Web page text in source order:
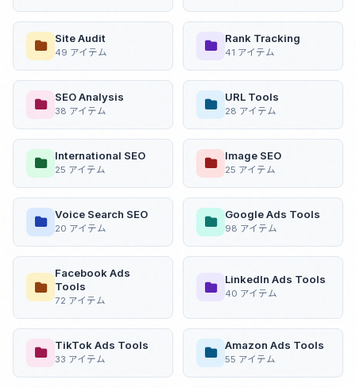
Site Audit
49 アイテム
Rank Tracking
41 アイテム
SEO Analysis
38 アイテム
URL Tools
28 アイテム
International SEO
25 アイテム
Image SEO
25 アイテム
Voice Search SEO
20 アイテム
Google Ads Tools
98 アイテム
Facebook Ads
Tools
72 アイテム
LinkedIn Ads Tools
40 アイテム
TikTok Ads Tools
33 アイテム
Amazon Ads Tools
55 アイテム